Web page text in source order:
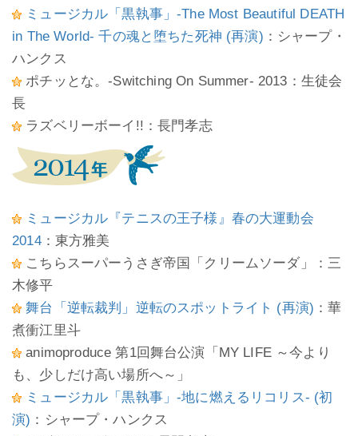
ミュージカル「黒執事」-The Most Beautiful DEATH
in The World- 千の魂と堕ちた死神 (再演) ：シャープ・
ハンクス
ポチッとな。-Switching On Summer- 2013：生徒会
長
ラズベリーボーイ!!：長門孝志
ミュージカル『テニスの王子様』春の大運動会
2014：東方雅美
こちらスーパーうさぎ帝国「クリームソーダ」：三
木修平
舞台「逆転裁判」逆転のスポットライト (再演) ：華
煮衝江里斗
animoproduce 第1回舞台公演「MY LIFE ～今より
も、少しだけ高い場所へ～」
ミュージカル「黒執事」-地に燃えるリコリス- (初
演) ：シャープ・ハンクス